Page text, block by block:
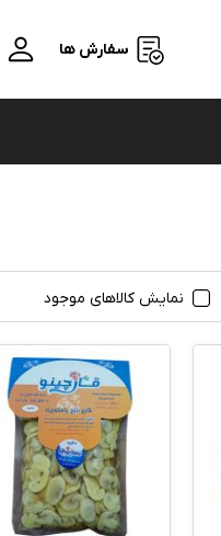
سفارش ها
نمایش کالاهای موجود